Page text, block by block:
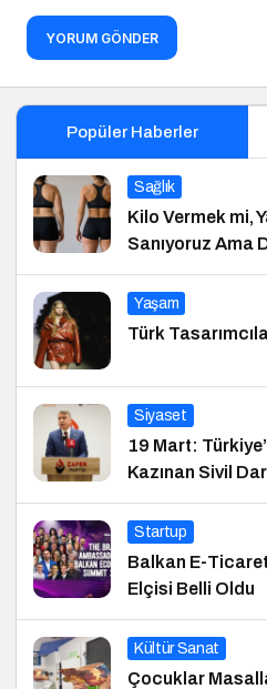
YORUM GÖNDER
Popüler Haberler
Sağlık
Kilo Vermek mi,
Sanıyoruz Ama
Yaşam
Türk
Siyaset
19 Mart:
Kazınan Sivil
Startup
Balkan E-
Elçisi Belli Oldu
Kültür Sanat
Çocuklar